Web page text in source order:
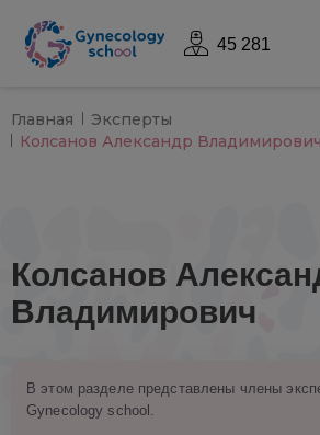
45 281
Главная
Эксперты
Колсанов Александр Владимирович
Колсанов
Владимирович
В этом разделе представлены члены
Gynecology school.